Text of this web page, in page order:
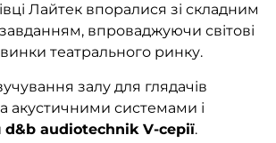
Лайтек впоралися зі складним
впроваджуючи світові
театрального ринку.
залу для глядачів
акустичними системами і
d&b audiotechnik V-серії.